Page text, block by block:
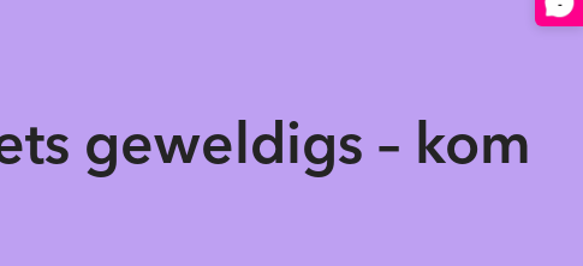
geweldigs – kom